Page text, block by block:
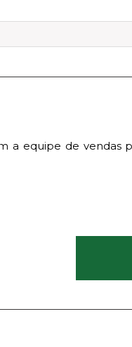
a equipe de vendas